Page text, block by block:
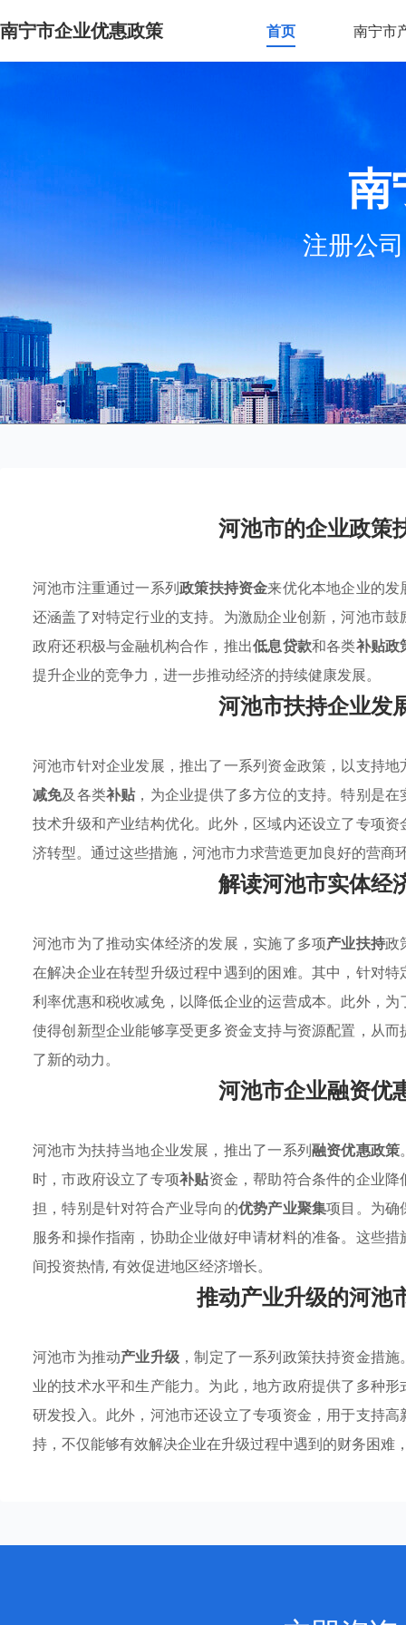
南宁市企业优惠政策 首页 南宁市
南
注册公
河池市的企业政策
河池市注重通过一系列政策扶持资金来优化本地企业的
还涵盖了对特定行业的支持。为激励企业创新，河池市
政府还积极与金融机构合作，推出低息贷款和各类补贴政
提升企业的竞争力，进一步推动经济的持续健康发展。
河池市扶持企业发
河池市针对企业发展，推出了一系列资金政策，以支持
减免及各类补贴，为企业提供了多方位的支持。特别是
技术升级和产业结构优化。此外，区域内还设立了专项
济转型。通过这些措施，河池市力求营造更加良好的营商
解读河池市实体经
河池市为了推动实体经济的发展，实施了多项产业扶持政
在解决企业在转型升级过程中遇到的困难。其中，针对
利率优惠和税收减免，以降低企业的运营成本。此外，
使得创新型企业能够享受更多资金支持与资源配置，从
了新的动力。
河池市企业融资优
河池市为扶持当地企业发展，推出了一系列融资优惠政策
时，市政府设立了专项补贴资金，帮助符合条件的企业
担，特别是针对符合产业导向的优势产业聚集项目。为确
服务和操作指南，协助企业做好申请材料的准备。这些
间投资热情, 有效促进地区经济增长。
推动产业升级的河池
河池市为推动产业升级 ，制定了一系列政策扶持资金措
业的技术水平和生产能力。为此，地方政府提供了多种
研发投入。此外，河池市还设立了专项资金，用于支持
持，不仅能够有效解决企业在升级过程中遇到的财务困难